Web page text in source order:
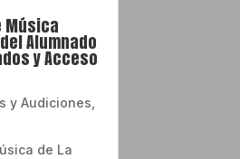
Música
Alumnado
y Acceso
y Audiciones
de La